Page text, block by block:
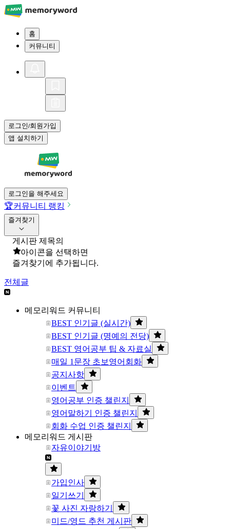
홈
커뮤니티
로그인/회원가입
앱 설치하기
로그인을 해주세요
🏆커뮤니티 랭킹
즐겨찾기
게시판 제목의
아이콘을 선택하면
즐겨찾기에 추가됩니다.
전체글
메모리워드 커뮤니티
BEST 인기글 (실시간)
BEST 인기글 (명예의 전당)
BEST 영어공부 팁 & 자료실
매일 1문장 초보영어회화
공지사항
이벤트
영어공부 인증 챌린지
영어말하기 인증 챌린지
회화 수업 인증 챌린지
메모리워드 게시판
자유이야기방
가입인사
일기쓰기
꽃 사진 자랑하기
미드/영드 추천 게시판